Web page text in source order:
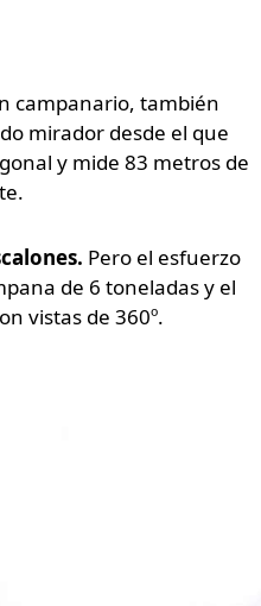
campanario, también
mirador desde el que
y mide 83 metros de
Pero el esfuerzo
de 6 toneladas y el
vistas de 360º.